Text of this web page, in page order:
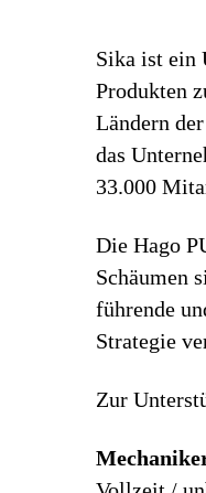
Sika ist ein
Produkten
Ländern
das
33.000
Die Hago
Schäumen
führende
Strategie
Zur